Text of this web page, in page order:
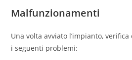
Malfunzionamenti
Una volta avviato l’impianto,
i seguenti problemi: